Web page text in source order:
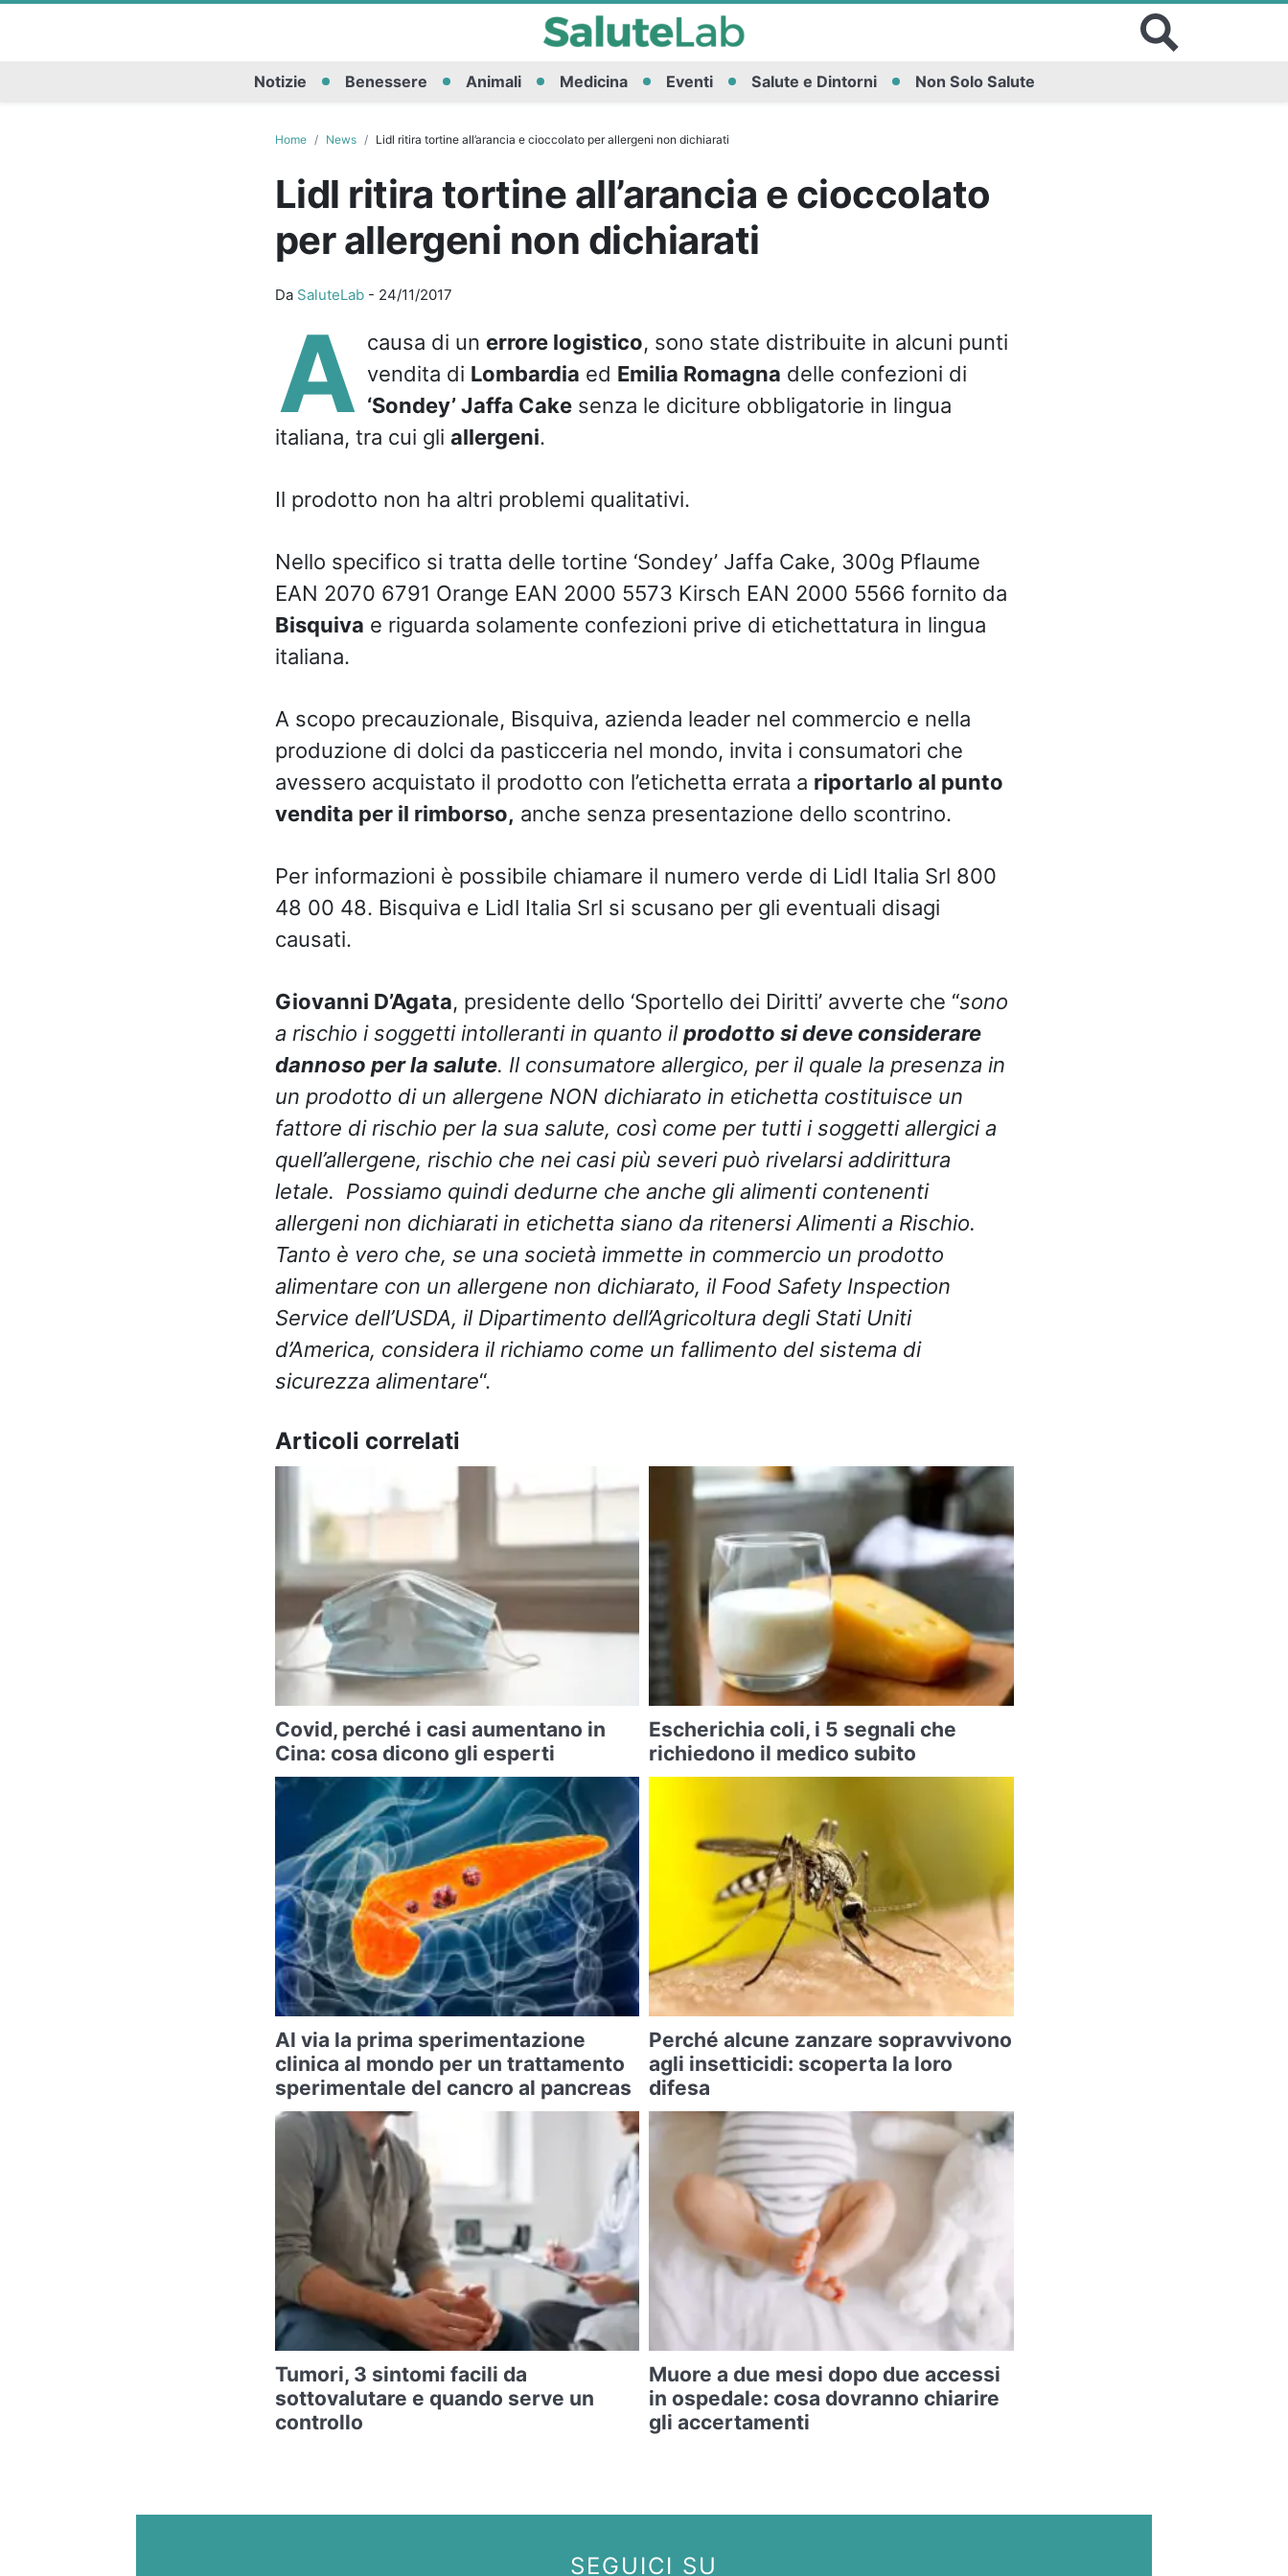
Notizie Benessere Animali Medicina Eventi Salute e Dintorni Non Solo Salute
Home News Lidl ritira tortine all’arancia e cioccolato per allergeni non dichiarati
Lidl ritira tortine all’arancia e cioccolato
per allergeni non dichiarati
Da SaluteLab- 24/11/2017
A causa di un errore logistico, sono state distribuite in alcuni punti
vendita di Lombardia ed Emilia Romagna delle confezioni di
‘Sondey’ Jaffa Cakesenza le diciture obbligatorie in lingua
italiana, tra cui gli allergeni.
Il prodotto non ha altri problemi qualitativi.
Nello specifico si tratta delle tortine ‘Sondey’ Jaffa Cake, 300g Pflaume
EAN 2070 6791 Orange EAN 2000 5573 Kirsch EAN 2000 5566 fornito da
Bisquiva e riguarda solamente confezioni prive di etichettatura in lingua
italiana.
A scopo precauzionale, Bisquiva, azienda leader nel commercio e nella
produzione di dolci da pasticceria nel mondo, invita i consumatori che
avessero acquistato il prodotto con l’etichetta errata a riportarlo al punto
vendita per il rimborso, anche senza presentazione dello scontrino.
Per informazioni è possibile chiamare il numero verde di Lidl Italia Srl 800
48 00 48. Bisquiva e Lidl Italia Srl si scusano per gli eventuali disagi
causati.
Giovanni D’Agata, presidente dello ‘Sportello dei Diritti’ avverte che “sono
a rischio i soggetti intolleranti in quanto il prodotto si deve considerare
dannoso per la salute. Il consumatore allergico, per il quale la presenza in
un prodotto di un allergene NON dichiarato in etichetta costituisce un
fattore di rischio per la sua salute, così come per tutti i soggetti allergici a
quell’allergene, rischio che nei casi più severi può rivelarsi addirittura
letale. Possiamo quindi dedurne che anche gli alimenti contenenti
allergeni non dichiarati in etichetta siano da ritenersi Alimenti a Rischio.
Tanto è vero che, se una società immette in commercio un prodotto
alimentare con un allergene non dichiarato, il Food Safety Inspection
Service dell’USDA, il Dipartimento dell’Agricoltura degli Stati Uniti
d’America, considera il richiamo come un fallimento del sistema di
sicurezza alimentare“.
Articoli correlati
Covid, perché i casi aumentano in
Cina: cosa dicono gli esperti
Escherichia coli, i 5 segnali che
richiedono il medico subito
Al via la prima sperimentazione
clinica al mondo per un trattamento
sperimentale del cancro al pancreas
Perché alcune zanzare sopravvivono
agli insetticidi: scoperta la loro
difesa
Tumori, 3 sintomi facili da
sottovalutare e quando serve un
controllo
Muore a due mesi dopo due accessi
in ospedale: cosa dovranno chiarire
gli accertamenti
SEGUICI SU